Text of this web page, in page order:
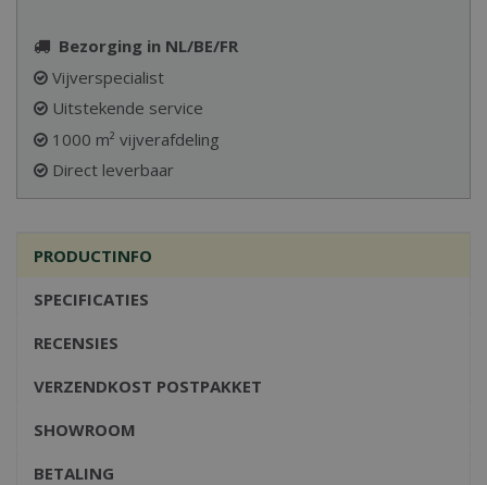
Bezorging in NL/BE/FR
Vijverspecialist
Uitstekende service
1000 m² vijverafdeling
Direct leverbaar
PRODUCTINFO
SPECIFICATIES
RECENSIES
VERZENDKOST POSTPAKKET
SHOWROOM
BETALING